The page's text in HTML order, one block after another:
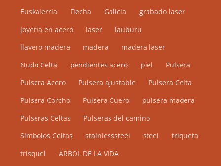
Euskalerria
Flecha Galicia
grabado laser
joyería en acero
laser
lauburu
llavero madera
madera
madera laser
Nudo Celta
pendientes acero piel
Pulsera
Pulsera Acero
Pulsera ajustable
Pulsera Celta
Pulsera Corcho
Pulsera Cuero
pulsera madera
Pulseras Celtas
Pulseras del camino
Simbolos Celtas
stainlesssteel steel
triqueta
trisquel
ÁRBOL DE LA VIDA